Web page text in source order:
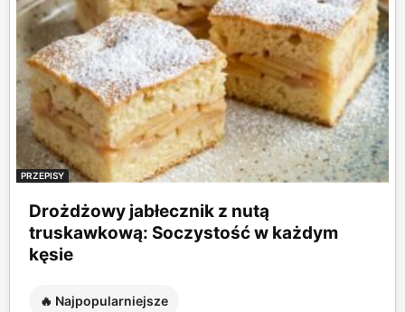
PRZEPISY
Drożdżowy jabłecznik z nutą
truskawkową: Soczystość w każdym
kęsie
🔥 Najpopularniejsze